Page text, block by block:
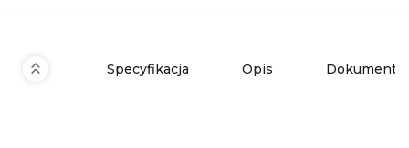
Specyfikacja Opis Dokumenty